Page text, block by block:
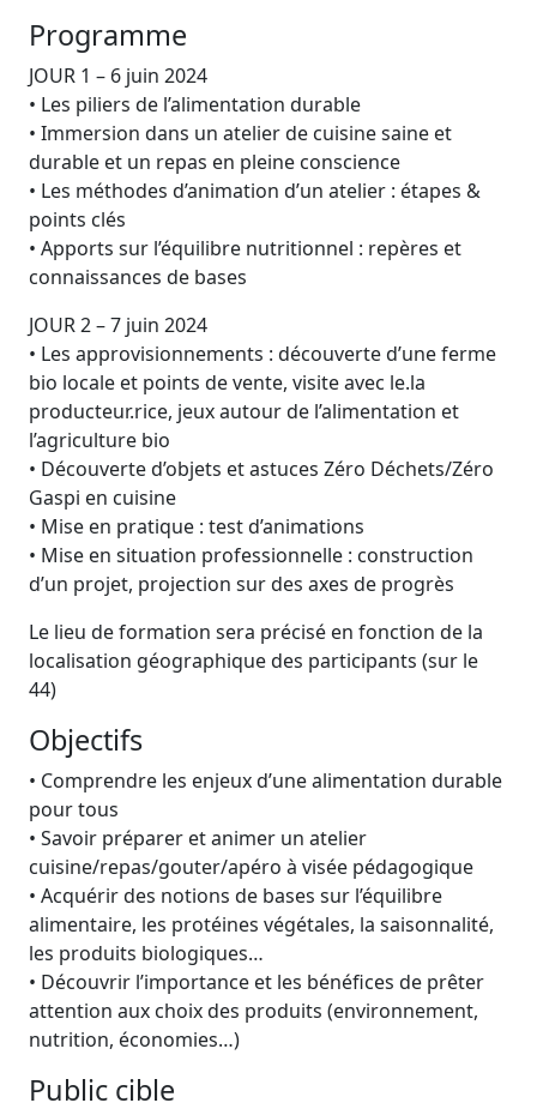
Programme
JOUR 1 – 6 juin 2024
• Les piliers de l’alimentation durable
• Immersion dans un atelier de cuisine saine et
durable et un repas en pleine conscience
• Les méthodes d’animation d’un atelier : étapes &
points clés
• Apports sur l’équilibre nutritionnel : repères et
connaissances de bases
JOUR 2 – 7 juin 2024
• Les approvisionnements : découverte d’une ferme
bio locale et points de vente, visite avec le.la
producteur.rice, jeux autour de l’alimentation et
l’agriculture bio
• Découverte d’objets et astuces Zéro Déchets/Zéro
Gaspi en cuisine
• Mise en pratique : test d’animations
• Mise en situation professionnelle : construction
d’un projet, projection sur des axes de progrès
Le lieu de formation sera précisé en fonction de la
localisation géographique des participants (sur le
44)
Objectifs
• Comprendre les enjeux d’une alimentation durable
pour tous
• Savoir préparer et animer un atelier
cuisine/repas/gouter/apéro à visée pédagogique
• Acquérir des notions de bases sur l’équilibre
alimentaire, les protéines végétales, la saisonnalité,
les produits biologiques…
• Découvrir l’importance et les bénéfices de prêter
attention aux choix des produits (environnement,
nutrition, économies…)
Public cible